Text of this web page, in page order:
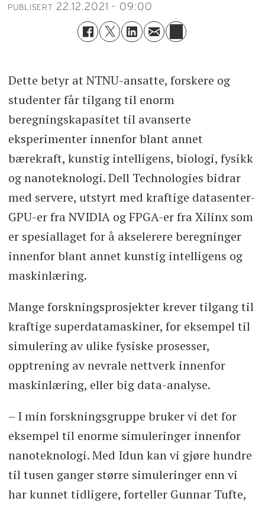
PUBLISERT 22.12.2021 - 09:00
Dette betyr at NTNU-ansatte, forskere og
studenter får tilgang til enorm
beregningskapasitet til avanserte
eksperimenter innenfor blant annet
bærekraft, kunstig intelligens, biologi, fysikk
og nanoteknologi. Dell Technologies bidrar
med servere, utstyrt med kraftige datasenter-
GPU-er fra NVIDIA og FPGA-er fra Xilinx som
er spesiallaget for å akselerere beregninger
innenfor blant annet kunstig intelligens og
maskinlæring.
Mange forskningsprosjekter krever tilgang til
kraftige superdatamaskiner, for eksempel til
simulering av ulike fysiske prosesser,
opptrening av nevrale nettverk innenfor
maskinlæring, eller big data-analyse.
– I min forskningsgruppe bruker vi det for
eksempel til enorme simuleringer innenfor
nanoteknologi. Med Idun kan vi gjøre hundre
til tusen ganger større simuleringer enn vi
har kunnet tidligere, forteller Gunnar Tufte,